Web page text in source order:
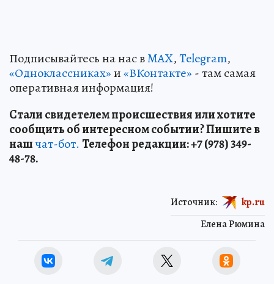
Подписывайтесь на нас вMAX,Telegram,
«Одноклассниках»и«ВКонтакте» - там самая
оперативная информация!
Стали свидетелем происшествия или хотите
сообщить об интересном событии? Пишите в
нашчат-бот. Телефон редакции: +7 (978) 349-
48-78.
Елена Рюмина
Источник: kp.ru